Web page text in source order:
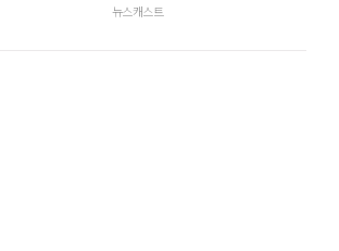
뉴스캐스트